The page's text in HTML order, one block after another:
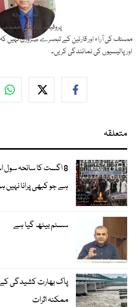
تحریر کردہ
پروفیسر شاداب احمد
مصنف کی آراء اور قارئین کے تبصرے ضروری نہیں
اور پالیسیوں کی نمائندگی کریں۔
متعلقہ
8 اگست کا سانحہ سول
ہے جو کبھی پرانا نہیں
سسٹم بیٹھ گیا ہے
پاک بھارت کشیدگی کے
ممکنہ اثرات